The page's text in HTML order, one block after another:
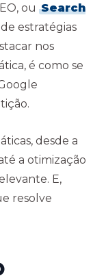
ou Search
estratégias
nos
é como se
desde a
a otimização
E,
resolve